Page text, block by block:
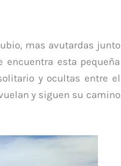
mas avutardas junto
esta pequeña
y ocultas entre el
y siguen su camino